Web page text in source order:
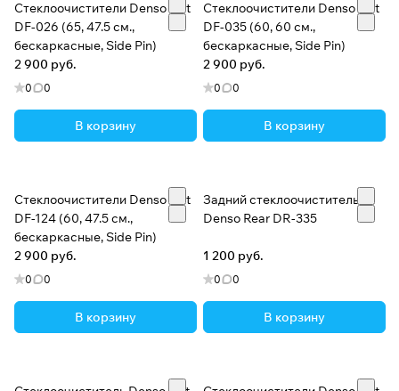
Стеклоочистители Denso Flat
DF-026 (65, 47.5 см.,
бескаркасные, Side Pin)
2 900 руб.
0 0
В корзину
Стеклоочистители Denso Flat
DF-035 (60, 60 см.,
бескаркасные, Side Pin)
2 900 руб.
0 0
В корзину
Стеклоочистители Denso Flat
DF-124 (60, 47.5 см.,
бескаркасные, Side Pin)
2 900 руб.
0 0
В корзину
Задний стеклоочиститель
Denso Rear DR-335
1 200 руб.
0 0
В корзину